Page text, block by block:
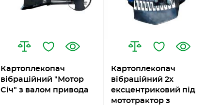
Картоплекопач
вібраційний "Мотор
Січ" з валом привода
Картоплекопач
вібраційний 2х
ексцентриковий під
мототрактор з